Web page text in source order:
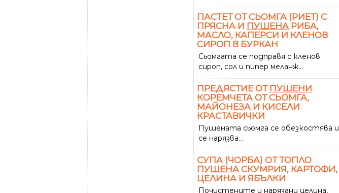
ПАСТЕТ ОТ СЬОМГА (РИЕТ) С
ПРЯСНА И ПУШЕНА РИБА,
МАСЛО, КАПЕРСИ И КЛЕНОВ
СИРОП В БУРКАН
Сьомгата се подправя с кленов
сироп, сол и пипер меланж...
ПРЕДЯСТИЕ ОТ ПУШЕНИ
КОРЕМЧЕТА ОТ СЬОМГА,
МАЙОНЕЗА И КИСЕЛИ
КРАСТАВИЧКИ
Пушената сьомга се обезкостява и
се нарязва...
СУПА (ЧОРБА) ОТ ТОПЛО
ПУШЕНА СКУМРИЯ, КАРТОФИ,
ЦЕЛИНА И ЯБЪЛКИ
Почистените и нарязани целина,